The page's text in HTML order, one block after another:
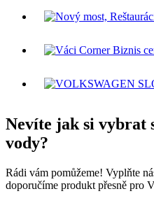
Nevíte jak si vybrat
vody?
Rádi vám pomůžeme! Vyplňte
doporučíme produkt přesně pro